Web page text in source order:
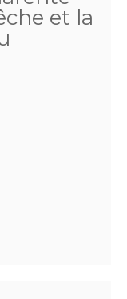
et la